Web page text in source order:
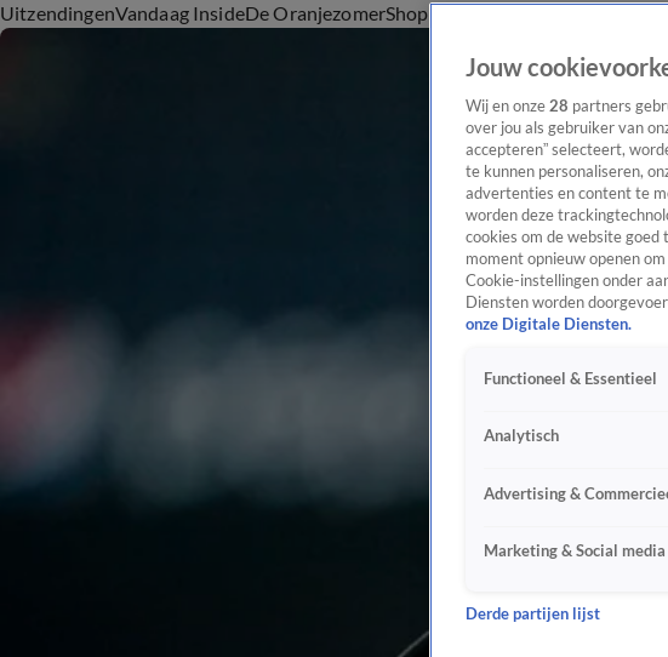
UitzendingenVandaag InsideDe OranjezomerShopUitzending bijwonen
Jouw
Wij en onze 28 partners
over jou als gebruiker van
accepteren” selecteert,
te kunnen personaliseren,
advertenties en content te
worden deze
cookies om de website
moment opnieuw openen
Cookie-instellingen onder
Diensten worden
onze Digitale Diensten.
Functioneel & Essentieel
Analytisch
Advertising &
Marketing & Social media
Derde partijen lijst